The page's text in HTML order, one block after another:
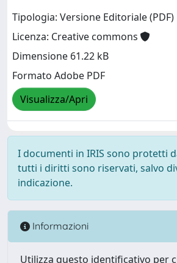
Tipologia: Versione Editoriale (PDF)
Licenza: Creative commons
Dimensione 61.22 kB
Formato Adobe PDF
Visualizza/Apri
I documenti in IRIS sono protetti
tutti i diritti sono riservati, salvo
indicazione.
Informazioni
Utilizza questo identificativo per